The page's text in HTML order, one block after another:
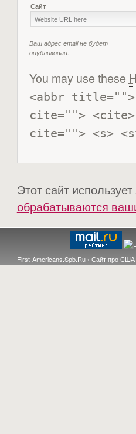
Сайт
Ваш адрес email не будет
опубликован.
You may use these
<abbr title="">
cite=""> <cite>
cite=""> <s>
Этот сайт
обрабатываются
First-Americans.Spb.Ru› Сайт про